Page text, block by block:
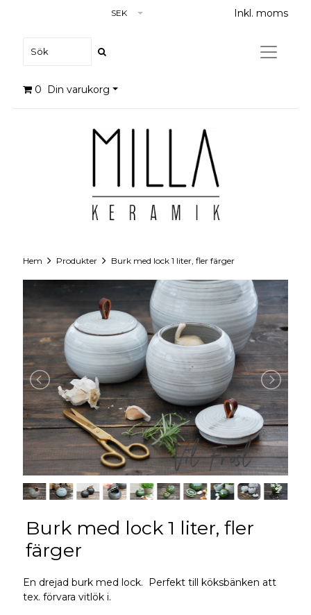
SEK Inkl. moms
0 Din varukorg
Hem Produkter Burk med lock 1 liter, fler färger
Burk med lock 1 liter, fler
färger
En drejad burk med lock. Perfekt till köksbänken att
tex. förvara vitlök i.